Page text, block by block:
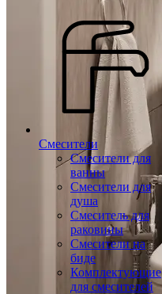
Смесители
Смесители для
ванны
Смесители для
душа
Смеситель для
раковины
Смесители на
биде
Комплектующие
для смесителей